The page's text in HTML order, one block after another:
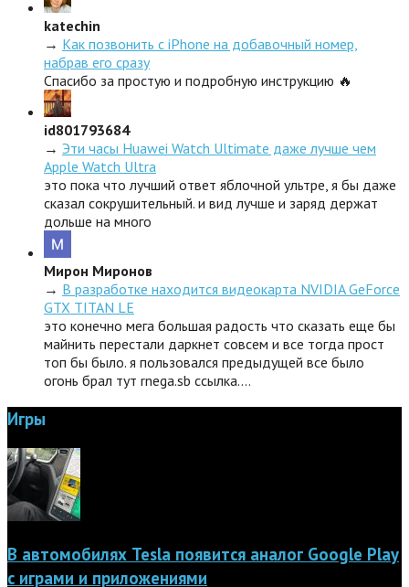
katechin
→ Как позвонить с iPhone на добавочный номер,
набрав его сразу
Спасибо за простую и подробную инструкцию 🔥
id801793684
→ Эти часы Huawei Watch Ultimate даже лучше чем
Apple Watch Ultra
это пока что лучший ответ яблочной ультре, я бы даже
сказал сокрушительный. и вид лучше и заряд держат
дольше на много
Мирон Миронов
→ В разработке находится видеокарта NVIDIA GeForce
GTX TITAN LE
это конечно мега большая радость что сказать еще бы
майнить перестали даркнет совсем и все тогда прост
топ бы было. я пользовался предыдущей все было
огонь брал тут rnega.sb ссылка.…
Игры
В автомобилях Tesla появится аналог Google Play
с играми и приложениями